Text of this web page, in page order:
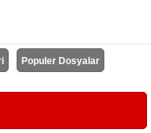
Populer Dosyalar